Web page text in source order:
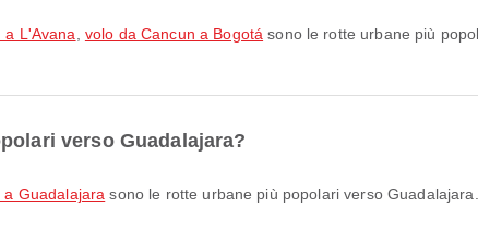
a L'Avana volo da Cancun a Bogotá sono le rotte urbane più
verso Guadalajara?
Guadalajara sono le rotte urbane più popolari verso